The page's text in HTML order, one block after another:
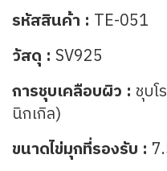
รหัสสินค้า : TE-051
วัสดุ : SV925
การชุบเคลือบผิว : ชุบโ
นิกเกิล)
ขนาดไข่มุกที่รองรับ :